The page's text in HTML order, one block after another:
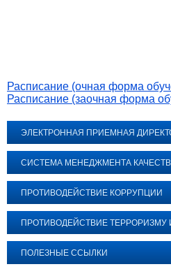
Расписание (очная форма
Расписание (заочная форма
ЭЛЕКТРОННАЯ ПРИЕМНАЯ
СИСТЕМА МЕНЕДЖМЕНТА
ПРОТИВОДЕЙСТВИЕ КОРРУПЦИИ
ПРОТИВОДЕЙСТВИЕ ТЕРРОРИЗМУ
ПОЛЕЗНЫЕ ССЫЛКИ